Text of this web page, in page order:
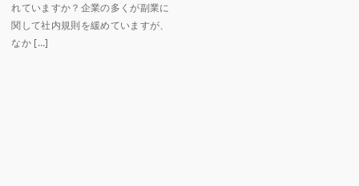
れていますか？企業の多くが副業に
関して社内規則を緩めていますが、
なか […]